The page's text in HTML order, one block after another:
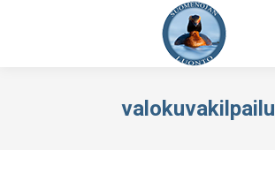
valokuvakilpailu